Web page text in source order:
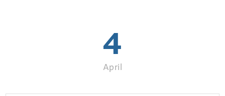
4
April